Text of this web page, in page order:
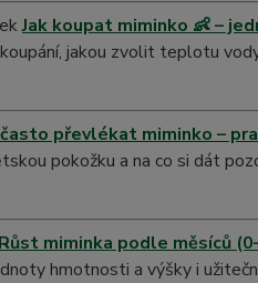
Jak koupat miminko 👶 –
jakou zvolit teplotu
často převlékat miminko –
pokožku a na co si dát
Růst miminka podle měsíců
hmotnosti a výšky i